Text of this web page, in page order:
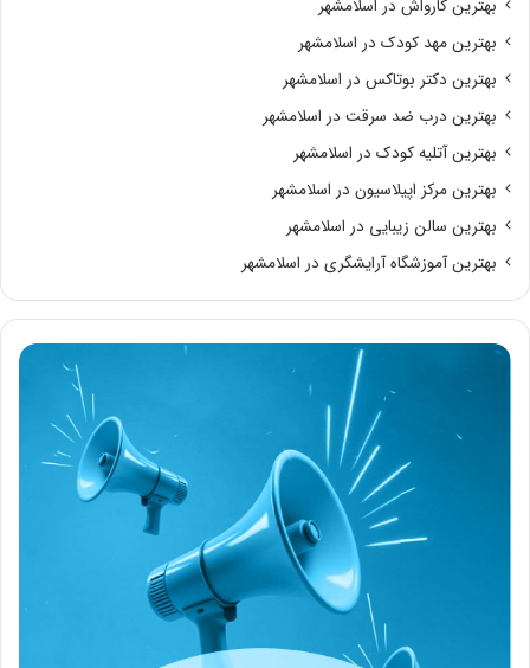
بهترین کارواش در اسلامشهر
بهترین مهد کودک در اسلامشهر
بهترین دکتر بوتاکس در اسلامشهر
بهترین درب ضد سرقت در اسلامشهر
بهترین آتلیه کودک در اسلامشهر
بهترین مرکز اپیلاسیون در اسلامشهر
بهترین سالن زیبایی در اسلامشهر
بهترین آموزشگاه آرایشگری در اسلامشهر